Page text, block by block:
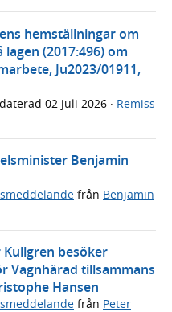
hemställningar om
lagen (2017:496) om
Ju2023/01911,
02 juli 2026 · Remiss
Benjamin
från Benjamin
besöker
Vagnhärad tillsammans
Hansen
från Peter